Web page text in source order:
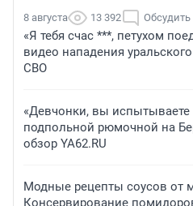
8 августа 13 392 Обсудить
«Я тебя счас ***, петухом
видео нападения
СВО
«Девчонки, вы испытываете
подпольной рюмочной на
обзор YA62.RU
Модные рецепты соусов от
Консервирование